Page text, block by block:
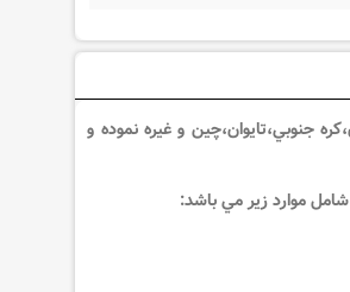
جنوبي،تايوان،چين و غيره نموده و